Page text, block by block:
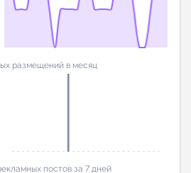
размещений в месяц
постов за 7 дней